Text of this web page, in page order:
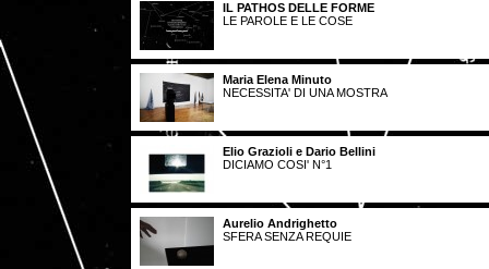
IL PATHOS DELLE FORME
LE PAROLE E LE COSE
Maria Elena Minuto
NECESSITA' DI UNA MOSTRA
Elio Grazioli e Dario Bellini
DICIAMO COSI' N°1
Aurelio Andrighetto
SFERA SENZA REQUIE